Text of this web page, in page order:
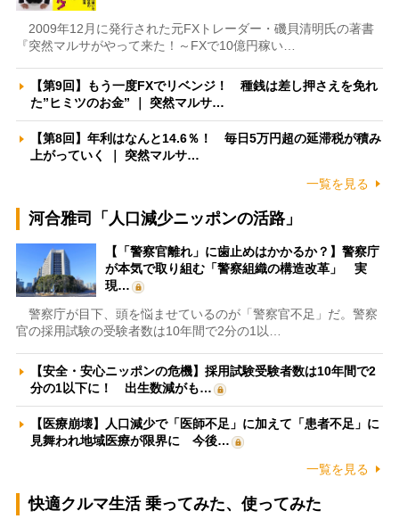
2009年12月に発行された元FXトレーダー・磯貝清明氏の著書
『突然マルサがやって来た！～FXで10億円稼い…
【第9回】もう一度FXでリベンジ！ 種銭は差し押さえを免れ
た”ヒミツのお金” ｜ 突然マルサ…
【第8回】年利はなんと14.6％！ 毎日5万円超の延滞税が積み
上がっていく ｜ 突然マルサ…
一覧を見る
河合雅司「人口減少ニッポンの活路」
【「警察官離れ」に歯止めはかかるか？】警察庁
が本気で取り組む「警察組織の構造改革」 実
現…
警察庁が目下、頭を悩ませているのが「警察官不足」だ。警察
官の採用試験の受験者数は10年間で2分の1以…
【安全・安心ニッポンの危機】採用試験受験者数は10年間で2
分の1以下に！ 出生数減がも…
【医療崩壊】人口減少で「医師不足」に加えて「患者不足」に
見舞われ地域医療が限界に 今後…
一覧を見る
快適クルマ生活 乗ってみた、使ってみた